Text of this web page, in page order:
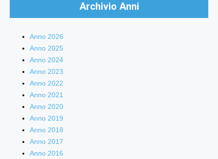
Archivio Anni
Anno 2026
Anno 2025
Anno 2024
Anno 2023
Anno 2022
Anno 2021
Anno 2020
Anno 2019
Anno 2018
Anno 2017
Anno 2016